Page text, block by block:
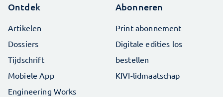
Ontdek
Artikelen
Dossiers
Tijdschrift
Mobiele App
Engineering Works
Abonneren
Print abonnement
Digitale edities los
bestellen
KIVI-lidmaatschap